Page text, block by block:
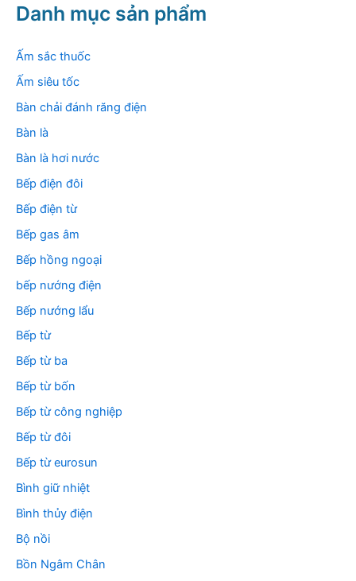
k
i
m
Danh mục sản phẩm
Ấm sắc thuốc
Ấm siêu tốc
Bàn chải đánh răng điện
Bàn là
Bàn là hơi nước
Bếp điện đôi
Bếp điện từ
Bếp gas âm
Bếp hồng ngoại
bếp nướng điện
Bếp nướng lẩu
Bếp từ
Bếp từ ba
Bếp từ bốn
Bếp từ công nghiệp
Bếp từ đôi
Bếp từ eurosun
Bình giữ nhiệt
Bình thủy điện
Bộ nồi
Bồn Ngâm Chân